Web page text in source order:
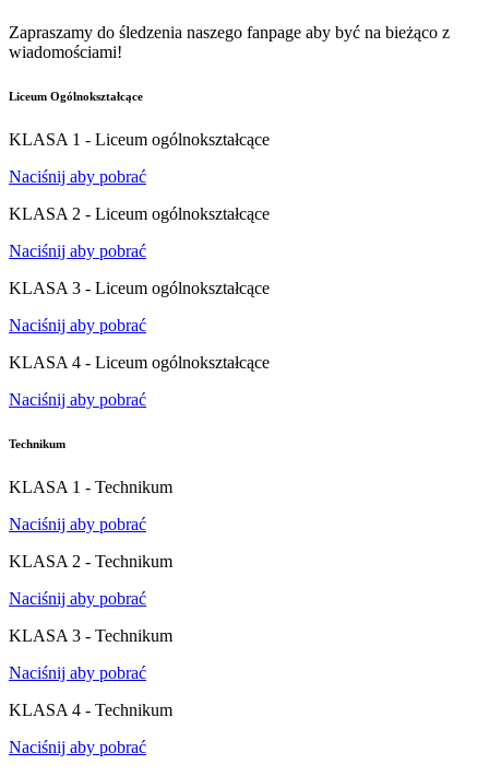
Zapraszamy do śledzenia naszego fanpage aby być na bieżąco z
wiadomościami!
Liceum Ogólnokształcące
KLASA 1 - Liceum ogólnokształcące
Naciśnij aby pobrać
KLASA 2 - Liceum ogólnokształcące
Naciśnij aby pobrać
KLASA 3 - Liceum ogólnokształcące
Naciśnij aby pobrać
KLASA 4 - Liceum ogólnokształcące
Naciśnij aby pobrać
Technikum
KLASA 1 - Technikum
Naciśnij aby pobrać
KLASA 2 - Technikum
Naciśnij aby pobrać
KLASA 3 - Technikum
Naciśnij aby pobrać
KLASA 4 - Technikum
Naciśnij aby pobrać